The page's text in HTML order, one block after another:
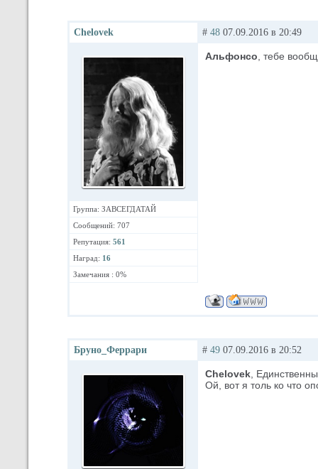
Chelovek
Группа: ЗАВСЕГДАТАЙ
Сообщений: 707
Репутация: 561
Наград: 16
Замечания : 0%
# 48 07.09.2016 в 20:49
Альфонсо , тебе
Бруно_Феррари # 49 07.09.2016 в 20:52
Chelovek ,
Ой, вот я толь ко что